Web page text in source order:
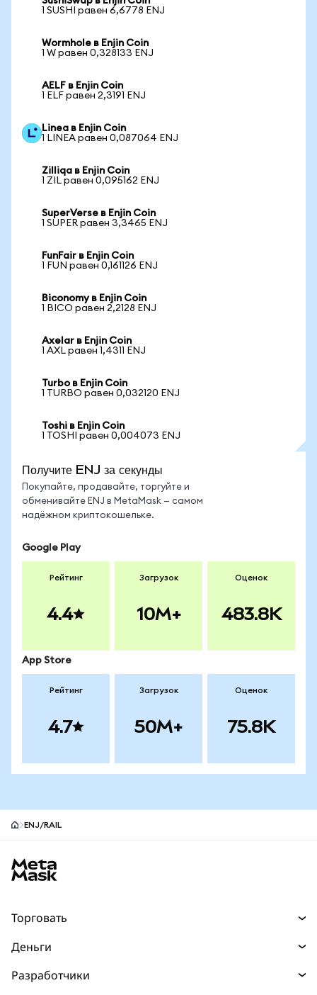
1 SUSHI равен 6,6778 ENJ
Wormhole в Enjin Coin
1 W равен 0,328133 ENJ
AELF в Enjin Coin
1 ELF равен 2,3191 ENJ
Linea в Enjin Coin
1 LINEA равен 0,087064 ENJ
Zilliqa в Enjin Coin
1 ZIL равен 0,095162 ENJ
SuperVerse в Enjin Coin
1 SUPER равен 3,3465 ENJ
FunFair в Enjin Coin
1 FUN равен 0,161126 ENJ
Biconomy в Enjin Coin
1 BICO равен 2,2128 ENJ
Axelar в Enjin Coin
1 AXL равен 1,4311 ENJ
Turbo в Enjin Coin
1 TURBO равен 0,032120 ENJ
Toshi в Enjin Coin
1 TOSHI равен 0,004073 ENJ
Получите ENJ за секунды
Покупайте, продавайте, торгуйте и
обменивайте ENJ в MetaMask — самом
надёжном криптокошельке.
Google Play
Рейтинг
4.4
Загрузок
10M+
Оценок
483.8K
App Store
Рейтинг
4.7
Загрузок
50M+
Оценок
75.8K
ENJ/RAIL
Торговать
Прогнозы
Деньги
Разработчики